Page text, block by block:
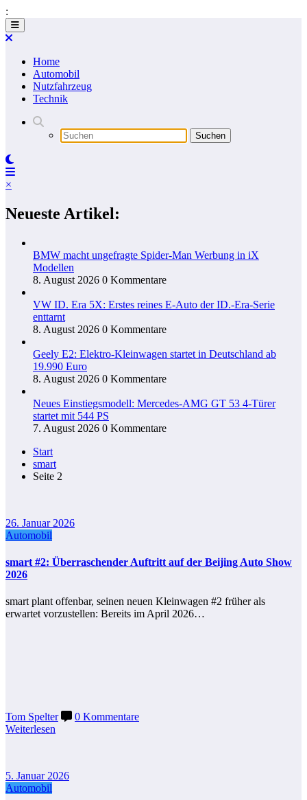
:
Zum
Inhalt
Home
Automobil
Nutzfahrzeug
Technik
×
Neueste Artikel:
BMW macht ungefragte Spider-Man Werbung in iX
Modellen
8. August 2026 0 Kommentare
VW ID. Era 5X: Erstes reines E-Auto der ID.-Era-Serie
enttarnt
8. August 2026 0 Kommentare
Geely E2: Elektro-Kleinwagen startet in Deutschland ab
19.990 Euro
8. August 2026 0 Kommentare
Neues Einstiegsmodell: Mercedes-AMG GT 53 4-Türer
startet mit 544 PS
7. August 2026 0 Kommentare
Start
smart
Seite 2
26. Januar 2026
Automobil
smart #2: Überraschender Auftritt auf der Beijing Auto Show
2026
smart plant offenbar, seinen neuen Kleinwagen #2 früher als
erwartet vorzustellen: Bereits im April 2026…
Tom Spelter
0 Kommentare
Weiterlesen
5. Januar 2026
Automobil